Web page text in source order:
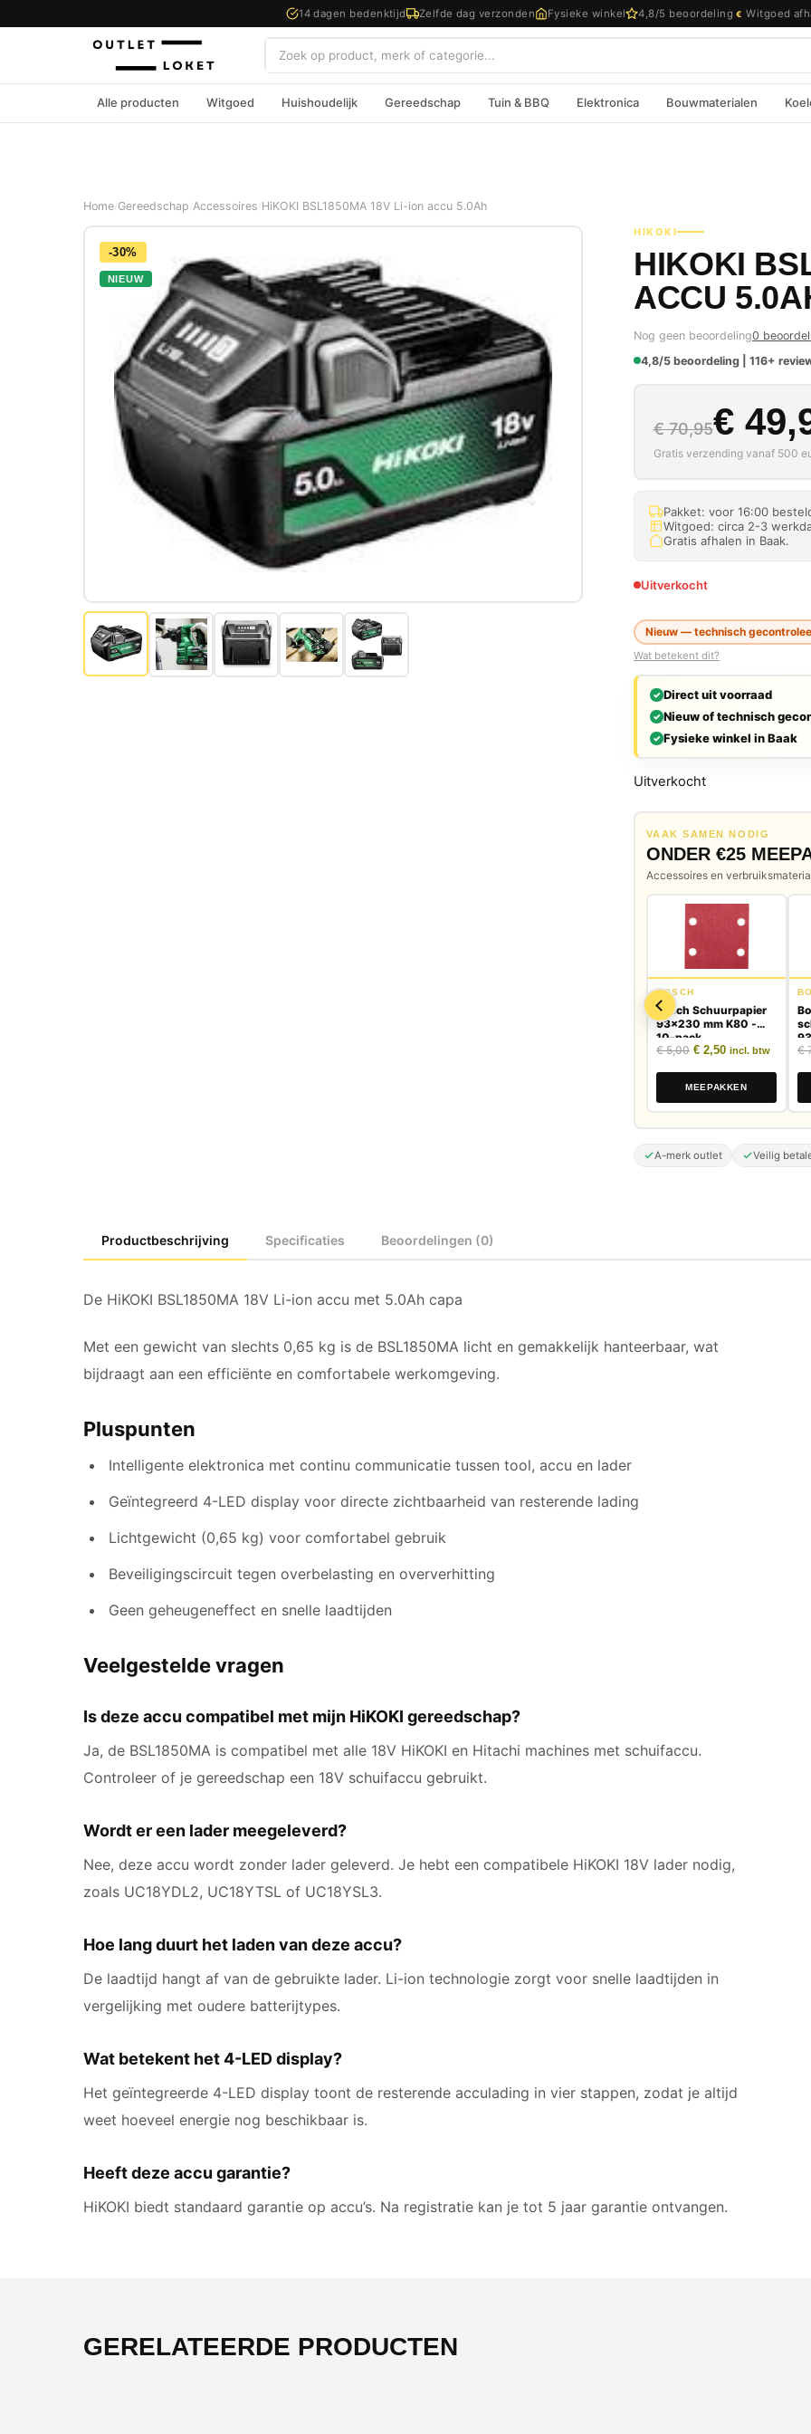
14 dagen bedenktijd Zelfde dag verzonden Fysieke winkel 4,8/5 beoordeling € Witgoed
Zoeken
Alle producten Witgoed Huishoudelijk Gereedschap Tuin & BBQ Elektronica Bouwmaterialen
Home Gereedschap Accessoires HiKOKI BSL1850MA 18V Li-ion accu 5.0Ah
-30%
NIEUW
HIKOKI
HIKOKI
ACCU
Nog geen beoordeling0
4,8/5 beoordeling | 116+
€70,95€
Huidige
Gratis verzending vanaf 500
Pakket: voor 16:00
Witgoed: circa 2-3
Gratis afhalen in Baak.
Uitverkocht
Nieuw — technisch
Wat betekent dit?
Direct uit voorraad
Nieuw of technisch
Fysieke winkel in Baak
Uitverkocht
VAAK SAMEN NODIG
ONDER €25
Accessoires en
BOSCH
Bosch Schuurpapier
93x230 mm K80 -
10-pack
€5,00 Oorspronkelijke
€ 2,50Huidige prijs
incl. btw
MEEPAKKEN
€
A-merk outlet Veilig
Productbeschrijving Specificaties Beoordelingen (0)
De HiKOKI BSL1850MA 18V Li-ion accu met 5.0Ah capa
Met een gewicht van slechts 0,65 kg is de BSL1850MA licht en gemakkelijk hanteerbaar, wat
bijdraagt aan een efficiënte en comfortabele werkomgeving.
Pluspunten
Intelligente elektronica met continu communicatie tussen tool, accu en lader
Geïntegreerd 4-LED display voor directe zichtbaarheid van resterende lading
Lichtgewicht (0,65 kg) voor comfortabel gebruik
Beveiligingscircuit tegen overbelasting en oververhitting
Geen geheugeneffect en snelle laadtijden
Veelgestelde vragen
Is deze accu compatibel met mijn HiKOKI gereedschap?
Ja, de BSL1850MA is compatibel met alle 18V HiKOKI en Hitachi machines met schuifaccu.
Controleer of je gereedschap een 18V schuifaccu gebruikt.
Wordt er een lader meegeleverd?
Nee, deze accu wordt zonder lader geleverd. Je hebt een compatibele HiKOKI 18V lader nodig,
zoals UC18YDL2, UC18YTSL of UC18YSL3.
Hoe lang duurt het laden van deze accu?
De laadtijd hangt af van de gebruikte lader. Li-ion technologie zorgt voor snelle laadtijden in
vergelijking met oudere batterijtypes.
Wat betekent het 4-LED display?
Het geïntegreerde 4-LED display toont de resterende acculading in vier stappen, zodat je altijd
weet hoeveel energie nog beschikbaar is.
Heeft deze accu garantie?
HiKOKI biedt standaard garantie op accu’s. Na registratie kan je tot 5 jaar garantie ontvangen.
GERELATEERDE PRODUCTEN